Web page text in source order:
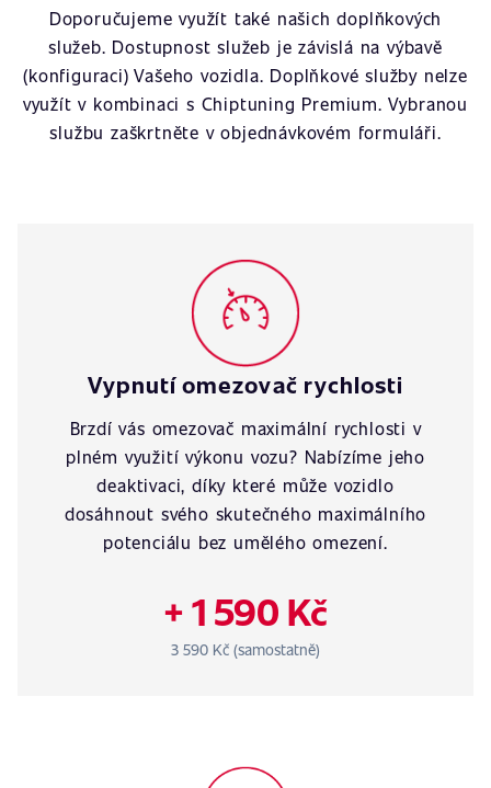
Doporučujeme využít také našich doplňkových
služeb. Dostupnost služeb je závislá na výbavě
(konfiguraci) Vašeho vozidla. Doplňkové služby nelze
využít v kombinaci s Chiptuning Premium. Vybranou
službu zaškrtněte v objednávkovém formuláři.
Vypnutí omezovač rychlosti
Brzdí vás omezovač maximální rychlosti v
plném využití výkonu vozu? Nabízíme jeho
deaktivaci, díky které může vozidlo
dosáhnout svého skutečného maximálního
potenciálu bez umělého omezení.
+ 1 590 Kč
3 590 Kč (samostatně)